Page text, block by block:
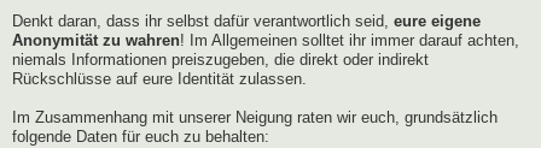
Denkt daran, dass ihr selbst dafür verantwortlich seid, eure eigene
Anonymität zu wahren! Im Allgemeinen solltet ihr immer darauf achten,
niemals Informationen preiszugeben, die direkt oder indirekt
Rückschlüsse auf eure Identität zulassen.
Im Zusammenhang mit unserer Neigung raten wir euch, grundsätzlich
folgende Daten für euch zu behalten: